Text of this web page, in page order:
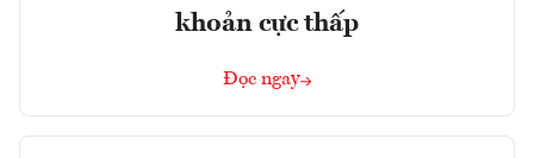
khoản cực thấp
Đọc ngay